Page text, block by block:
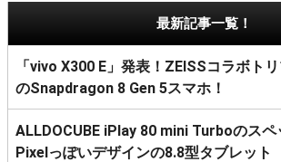
最新記事一覧！
「vivo X300 E」発表！ZEISSコラボト
のSnapdragon 8 Gen 5スマホ！
ALLDOCUBE iPlay 80 mini Turboのスペ
Pixelっぽいデザインの8.8型タブレット